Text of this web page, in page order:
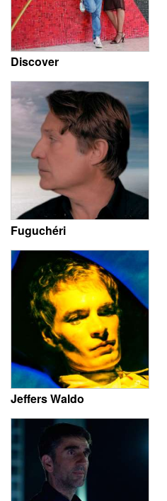
Discover
Fuguchéri
Jeffers Waldo